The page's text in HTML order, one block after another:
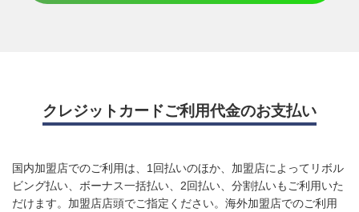
※Apple、Appleのロゴ、Apple Pay、Apple Watch、Face ID、
※iPhoneの商標は、アイホン株式会社のライセンスにもとづき使
用されています。
※「iD」ロゴは株式会社NTTドコモの登録商標です。
クレジットカードご利用代金のお支払い
国内加盟店でのご利用は、1回払いのほか、加盟店によってリボル
ビング払い、ボーナス一括払い、2回払い、分割払いもご利用いた
だけます。加盟店店頭でご指定ください。海外加盟店でのご利用